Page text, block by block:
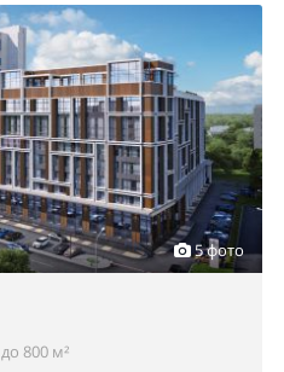
5 фото
800 м²